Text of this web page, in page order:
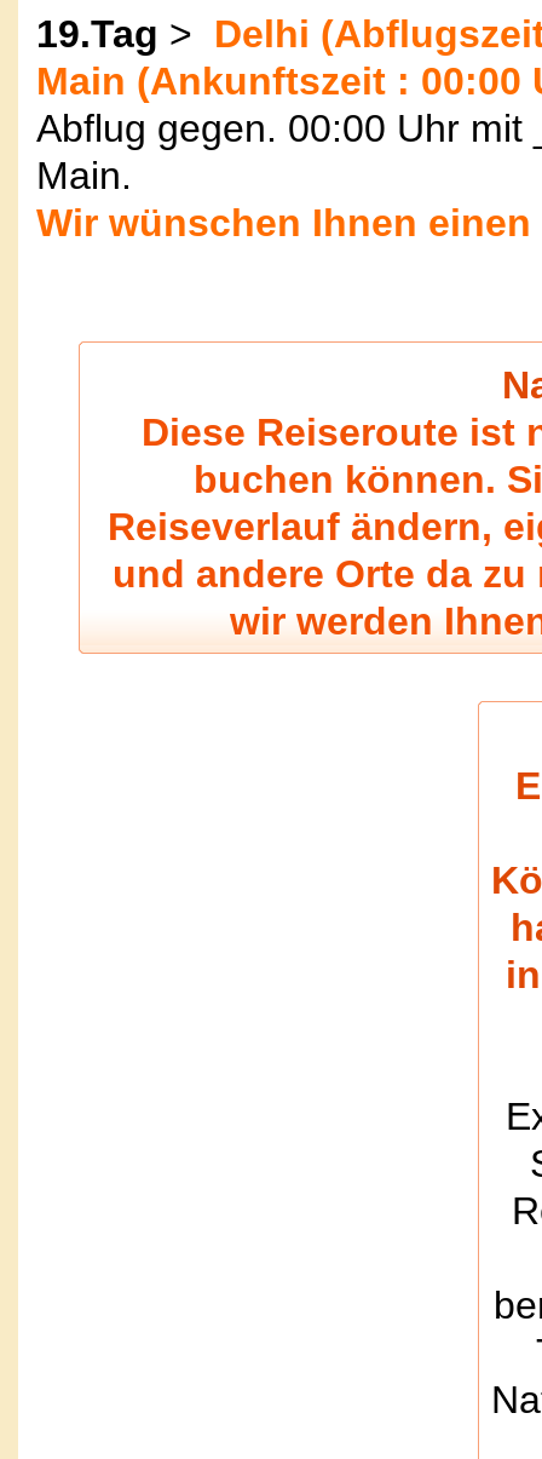
19.Tag > Delhi
Main (Ankunftszeit : 00:00
Abflug gegen. 00:00 Uhr
Main.
Wir wünschen Ihnen
Diese Reiseroute ist
buchen können.
Reiseverlauf ändern,
und andere Orte da
wir werden